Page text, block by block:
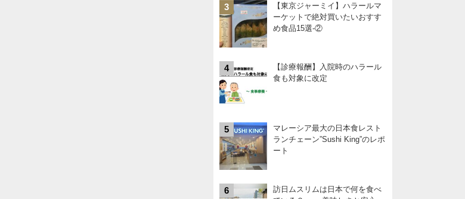
3
【東京ジャーミイ】ハラールマ
ーケットで絶対買いたいおすす
め食品15選-②
4
【診療報酬】入院時のハラール
食も対象に改定
5
マレーシア最大の日本食レスト
ランチェーン”Sushi King”のレポ
ート
6
訪日ムスリムは日本で何を食べ